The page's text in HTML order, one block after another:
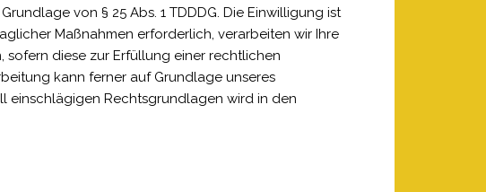
von § 25 Abs. 1 TDDDG. Die Einwilligung ist
Maßnahmen erforderlich, verarbeiten wir Ihre
sofern diese zur Erfüllung einer rechtlichen
kann ferner auf Grundlage unseres
einschlägigen Rechtsgrundlagen wird in den